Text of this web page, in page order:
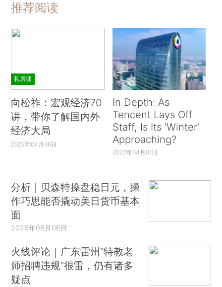
推荐阅读
私房课
向松祚：宏观经济70
讲，带你了解国内外
经济大局
2022年04月06日
In Depth: As
Tencent Lays Off
Staff, Is Its ‘Winter’
Approaching?
2022年04月01日
分析｜贝森特操盘稳日元，操
作巧思能否撬动美日货币基本
面
2026年08月06日
火线评论｜广东雷州“特教老
师招聘违规”很雷，仍有诸多
疑点